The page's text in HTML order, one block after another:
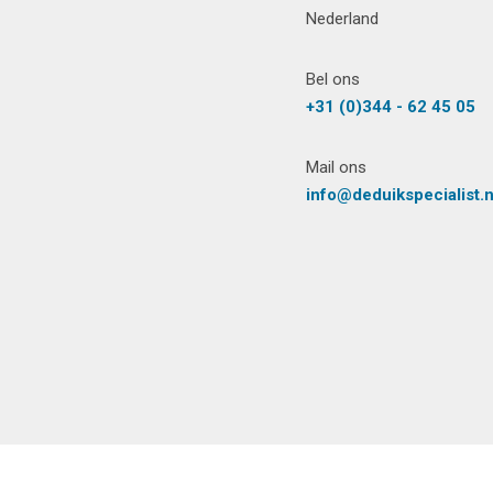
Nederland
Bel ons
+31 (0)344 - 62 45 05
Mail ons